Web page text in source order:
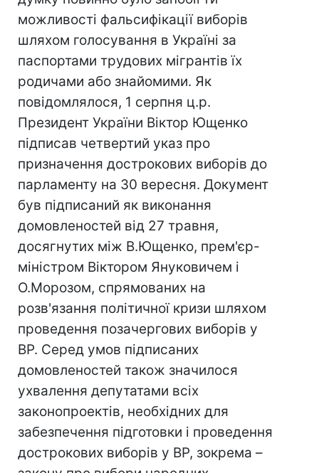
можливості фальсифікації виборів
шляхом голосування в Україні за
паспортами трудових мігрантів їх
родичами або знайомими. Як
повідомлялося, 1 серпня ц.р.
Президент України Віктор Ющенко
підписав четвертий указ про
призначення дострокових виборів до
парламенту на 30 вересня. Документ
був підписаний як виконання
домовленостей від 27 травня,
досягнутих між В.Ющенко, прем'єр-
міністром Віктором Януковичем і
О.Морозом, спрямованих на
розв'язання політичної кризи шляхом
проведення позачергових виборів у
ВР. Серед умов підписаних
домовленостей також значилося
ухвалення депутатами всіх
законопроектів, необхідних для
забезпечення підготовки і проведення
дострокових виборів у ВР, зокрема –